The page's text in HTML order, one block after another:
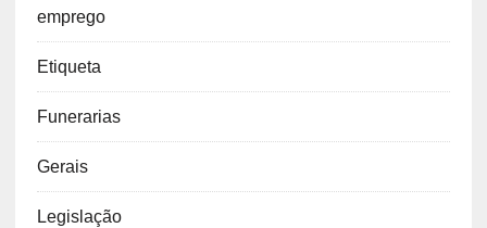
emprego
Etiqueta
Funerarias
Gerais
Legislação